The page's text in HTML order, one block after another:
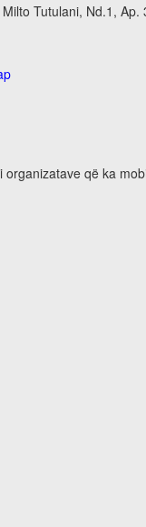
Tutulani, Nd.1,
organizatave që ka